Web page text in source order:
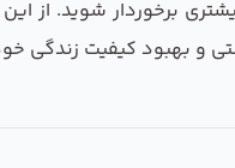
و بهبود کیفیت زندگی خود